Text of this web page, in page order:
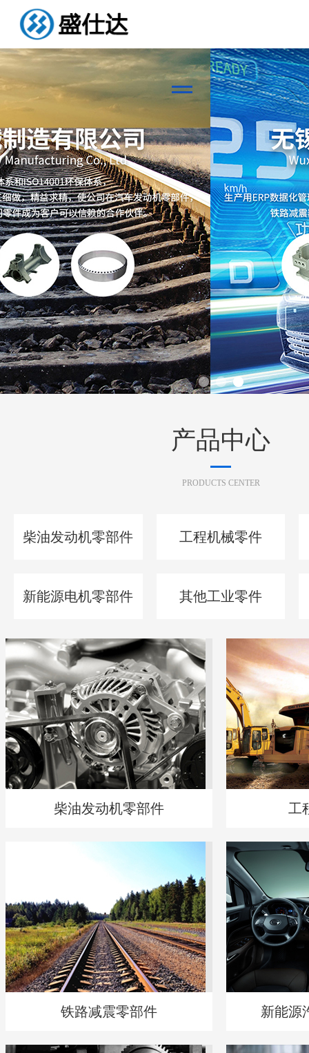
产品中心
PRODUCTS CENTER
柴油发动机零部件 工
铁路减震零部件 新能源
柴油发动机零部件 工程机械零件
新能源电机零部件 其他工业零件